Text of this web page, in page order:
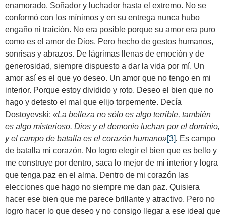
enamorado. Soñador y luchador hasta el extremo. No se
conformó con los mínimos y en su entrega nunca hubo
engaño ni traición. No era posible porque su amor era puro
como es el amor de Dios. Pero hecho de gestos humanos,
sonrisas y abrazos. De lágrimas llenas de emoción y de
generosidad, siempre dispuesto a dar la vida por mí. Un
amor así es el que yo deseo. Un amor que no tengo en mi
interior. Porque estoy dividido y roto. Deseo el bien que no
hago y detesto el mal que elijo torpemente. Decía
Dostoyevski: «La belleza no sólo es algo terrible, también
es algo misterioso. Dios y el demonio luchan por el dominio,
y el campo de batalla es el corazón humano»[3]. Es campo
de batalla mi corazón. No logro elegir el bien que es bello y
me construye por dentro, saca lo mejor de mi interior y logra
que tenga paz en el alma. Dentro de mi corazón las
elecciones que hago no siempre me dan paz. Quisiera
hacer ese bien que me parece brillante y atractivo. Pero no
logro hacer lo que deseo y no consigo llegar a ese ideal que